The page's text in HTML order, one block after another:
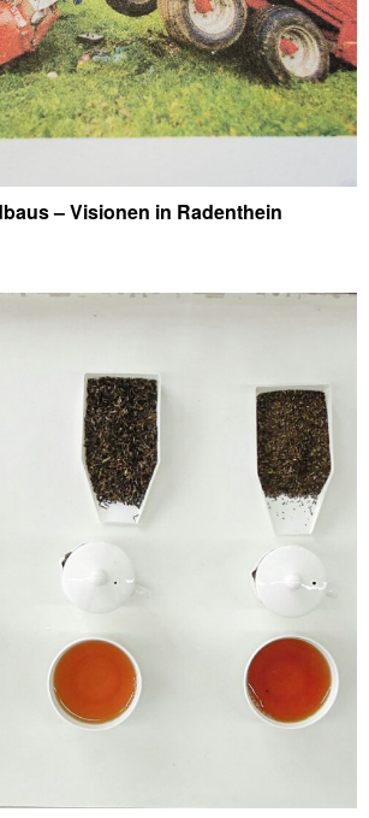
– Visionen in Radenthein